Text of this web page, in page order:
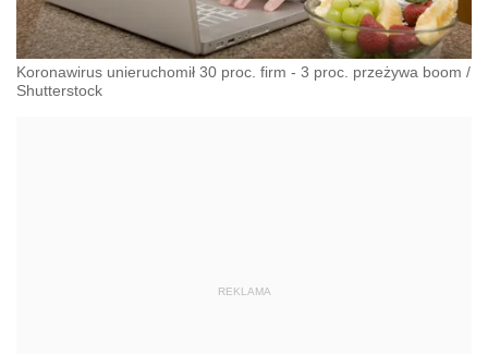
Koronawirus unieruchomił 30 proc. firm - 3 proc. przeżywa boom /
Shutterstock